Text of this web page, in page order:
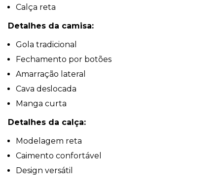
Calça reta
Detalhes da camisa:
Gola tradicional
Fechamento por botões
Amarração lateral
Cava deslocada
Manga curta
Detalhes da calça:
Modelagem reta
Caimento confortável
Design versátil